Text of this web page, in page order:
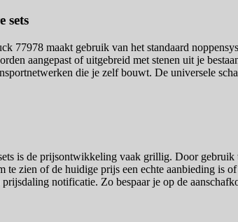
sets
77978 maakt gebruik van het standaard
aangepast of uitgebreid met stenen uit je
die je zelf bouwt. De universele
is de prijsontwikkeling vaak grillig. Door
te zien of de huidige prijs een echte aanbieding
notificatie. Zo bespaar je op de